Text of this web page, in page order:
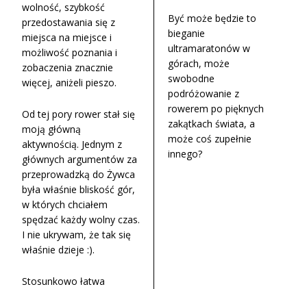
wolność, szybkość
przedostawania się z
miejsca na miejsce i
możliwość poznania i
zobaczenia znacznie
więcej, aniżeli pieszo.
Od tej pory rower stał się
moją główną
aktywnością. Jednym z
głównych argumentów za
przeprowadzką do Żywca
była właśnie bliskość gór,
w których chciałem
spędzać każdy wolny czas.
I nie ukrywam, że tak się
właśnie dzieje :).
Stosunkowo łatwa
Być może będzie to
bieganie
ultramaratonów w
górach, może
swobodne
podróżowanie z
rowerem po pięknych
zakątkach świata, a
może coś zupełnie
innego?